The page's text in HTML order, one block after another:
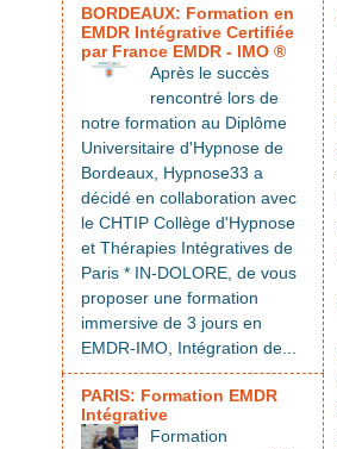
BORDEAUX: Formation en
EMDR Intégrative Certifiée
par France EMDR - IMO ®
Après le succès
rencontré lors de
notre formation au Diplôme
Universitaire d'Hypnose de
Bordeaux, Hypnose33 a
décidé en collaboration avec
le CHTIP Collège d'Hypnose
et Thérapies Intégratives de
Paris * IN-DOLORE, de vous
proposer une formation
immersive de 3 jours en
EMDR-IMO, Intégration de...
PARIS: Formation EMDR
Intégrative
Formation